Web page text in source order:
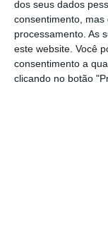
dos seus dados
consentimento,
processamento. As
este website. Você
consentimento a
clicando no botão
da primeira
aumentaram
euros. O
aumento de